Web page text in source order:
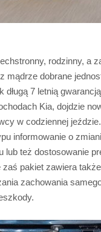
rodzinny, a
mądrze dobrane
długą 7 letnią
Kia, dojdzie
w codziennej
informowanie o
też dostosowanie
pakiet zawiera
zachowania